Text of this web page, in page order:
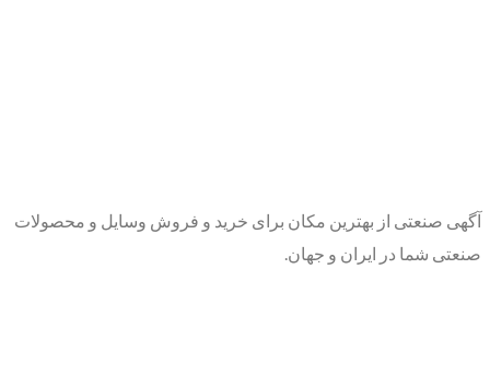
آگهی صنعتی از بهترین مکان برای خرید و فروش وسایل و محصولات
صنعتی شما در ایران و جهان.